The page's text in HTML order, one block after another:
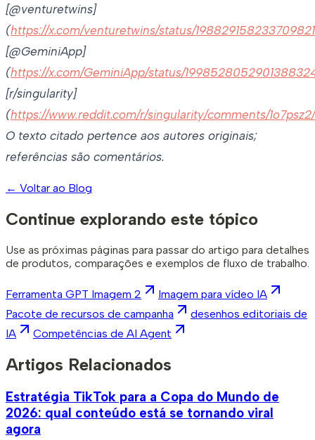
[@venturetwins]
(https://x.com/venturetwins/status/
[@GeminiApp]
(https://x.com/GeminiApp/status/
[r/singularity]
(https://www.reddit.com/r/singularity/comments/
O texto citado pertence aos autores originais;
referências são comentários.
← Voltar ao Blog
Continue explorando este tópico
Use as próximas páginas para passar do artigo para detalhes
de produtos, comparações e exemplos de fluxo de trabalho.
Ferramenta GPT Imagem 2
Imagem para vídeo IA
Pacote de recursos de campanha
desenhos editoriais de
IA
Competências de AI Agent
Artigos Relacionados
Estratégia TikTok para a Copa do Mundo de
2026: qual conteúdo está se tornando viral
agora